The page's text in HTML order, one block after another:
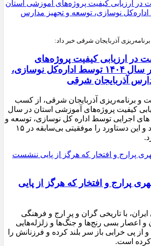
آذربایجان شرقی خبر داد:
ارزیابی کیفیت پروژه‌های
آموزشی استان در سال ۱۴۰۴ توسط اداره‌کل نوسازی،
آذربایجان شرقی
و برنامه‌ریزی آذربایجان شرقی، از کسب
کیفیت پروژه‌های آموزشی استان در سال
های اجرایی توسط اداره کل نوسازی، توسعه و
تجهیز مدارس خبر داد و این دستاورد را موفقیتی بی‌سابقه در ۱۵
پرارج و افتخار که هرگز از پایی
با تاریخی گران و پر ارج و فرهنگی
اعصار بسی رنج‌ها و جنگ‌ها و زلزله‌هایی
از پی خرابی باز سر بلند کرده و فرزنانش را
کرده است.